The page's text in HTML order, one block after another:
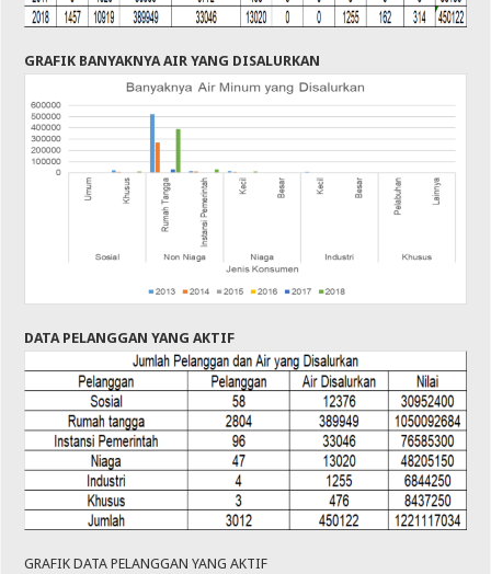
GRAFIK BANYAKNYA AIR YANG DISALURKAN
DATA PELANGGAN YANG AKTIF
GRAFIK DATA PELANGGAN YANG AKTIF